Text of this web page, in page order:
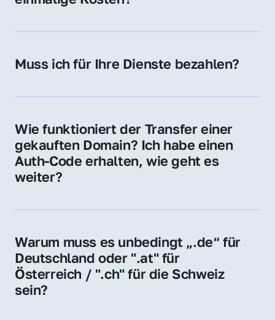
späteren Betrieb der Domain (z. B. beim
Gebühren an. Diese bewegen sich für .de
Muss ich für Ihre Dienste bezahlen?
der Domain – ohne zusätzliche Vermittlungs-
Wie funktioniert der Transfer einer
gekauften Domain? Ich habe einen
Auth-Code erhalten, wie geht es
weiter?
Provider, die Domain zu übernehmen. Gerne
schnellen Prozess.
Warum muss es unbedingt „.de“ für
Deutschland oder ".at" für
Österreich / ".ch" für die Schweiz
sein?